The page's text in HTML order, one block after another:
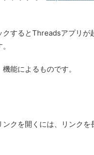
するとThreadsアプリが
能によるものです。
クを開くには、リンクを